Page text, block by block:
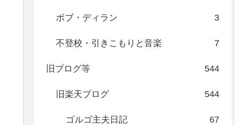
ボブ・ディラン 3
不登校・引きこもりと音楽 7
旧ブログ等 544
旧楽天ブログ 544
ゴルゴ主夫日記 67